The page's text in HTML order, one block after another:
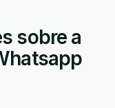
sobre a